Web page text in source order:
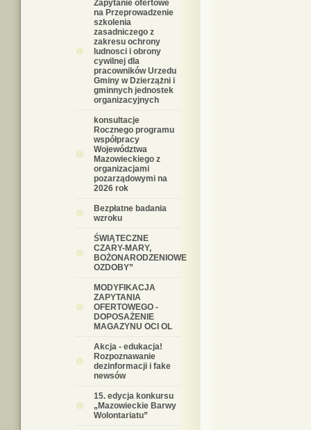
Zapytanie ofertowe
na Przeprowadzenie
szkolenia
zasadniczego z
zakresu ochrony
ludnosci i obrony
cywilnej dla
pracowników Urzedu
Gminy w Dzierzążni i
gminnych jednostek
organizacyjnych
konsultacje
Rocznego programu
współpracy
Województwa
Mazowieckiego z
organizacjami
pozarządowymi na
2026 rok
Bezpłatne badania
wzroku
ŚWIĄTECZNE
CZARY-MARY,
BOŻONARODZENIOWE
OZDOBY”
MODYFIKACJA
ZAPYTANIA
OFERTOWEGO -
DOPOSAŻENIE
MAGAZYNU OCI OL
Akcja - edukacja!
Rozpoznawanie
dezinformacji i fake
newsów
15. edycja konkursu
„Mazowieckie Barwy
Wolontariatu”